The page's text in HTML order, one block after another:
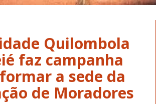
Quilombola
faz campanha
a sede da
de Moradores